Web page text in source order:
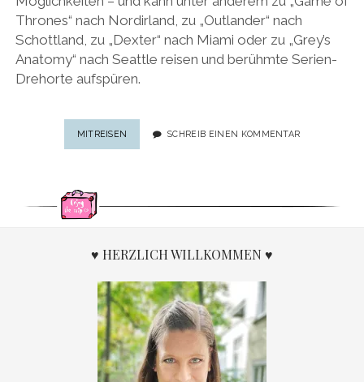
Thrones“ nach Nordirland, zu „Outlander“ nach
Schottland, zu „Dexter“ nach Miami oder zu „Grey’s
Anatomy“ nach Seattle reisen und berühmte Serien-
Drehorte aufspüren.
MITREISEN REISE-
SPECIAL
BERÜHMTE
IM
ENTDECKEN
SCHREIB EINEN KOMMENTAR
♥ HERZLICH WILLKOMMEN ♥